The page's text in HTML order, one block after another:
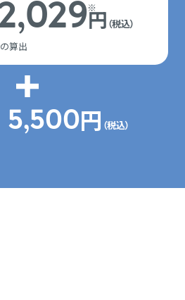
円 （税込）
※
算出
5,500円 （税込）